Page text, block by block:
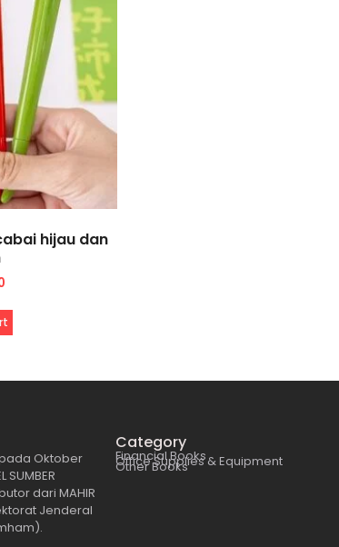
hijau dan
Oktober
dari MAHIR
Jenderal
Category
Financial Books
Office Supplies & Equipment
Other Books